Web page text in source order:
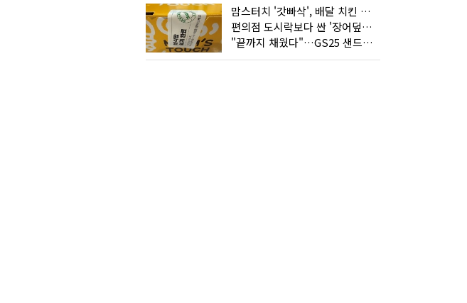
맘스터치 '갓빠삭', 배달 치킨 선입견을 바꿨다
편의점 도시락보다 싼 '장어덮밥'…오뚜기가 해냈다
"끝까지 채웠다"…GS25 샌드위치의 달라진 '속'사정